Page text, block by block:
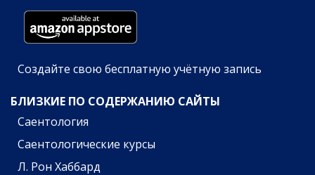
Создайте свою бесплатную учётную запись
БЛИЗКИЕ ПО СОДЕРЖАНИЮ САЙТЫ
Саентология
Саентологические курсы
Л. Рон Хаббард